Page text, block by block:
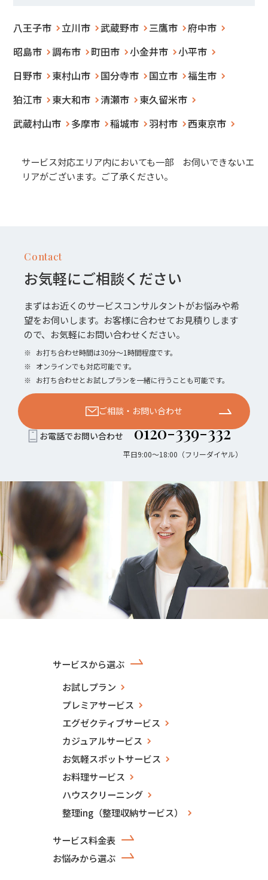
八王子市 立川市 武蔵野市 三鷹市
府中市
昭島市
調布市 町田市 小金井市
小平市
日野市
東村山市 国分寺市 国立市
福生市
狛江市
東大和市 清瀬市
東久留米市
武蔵村山市
多摩市 稲城市 羽村市 西東京市
サービス対応エリア内においても一部 お伺いできないエ
リアがございます。ご了承ください。
Contact
お気軽にご相談ください
まずはお近くのサービスコンサルタントがお悩みや希
望をお伺いします。お客様に合わせてお見積りします
ので、お気軽にお問い合わせください。
※ お打ち合わせ時間は30分〜1時間程度です。
※ オンラインでも対応可能です。
※ お打ち合わせとお試しプランを一緒に行うことも可能です。
ご相談・お問い合わせ
お電話でお問い合わせ 0120-339-332
平日9:00〜18:00（フリーダイヤル）
サービスから選ぶ
お試しプラン
プレミアサービス
エグゼクティブサービス
カジュアルサービス
お気軽スポットサービス
お料理サービス
ハウスクリーニング
整理ing（整理収納サービス）
サービス料金表
お悩みから選ぶ